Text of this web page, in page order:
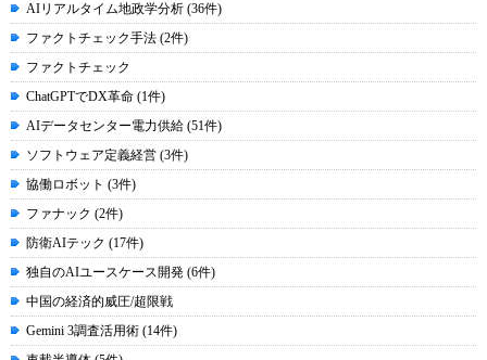
AIリアルタイム地政学分析 (36件)
ファクトチェック手法 (2件)
ファクトチェック
ChatGPTでDX革命 (1件)
AIデータセンター電力供給 (51件)
ソフトウェア定義経営 (3件)
協働ロボット (3件)
ファナック (2件)
防衛AIテック (17件)
独自のAIユースケース開発 (6件)
中国の経済的威圧/超限戦
Gemini 3調査活用術 (14件)